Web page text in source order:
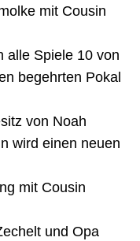
mit Cousin
alle Spiele 10 von
begehrten Pokal
von Noah
wird einen neuen
mit Cousin
und Opa